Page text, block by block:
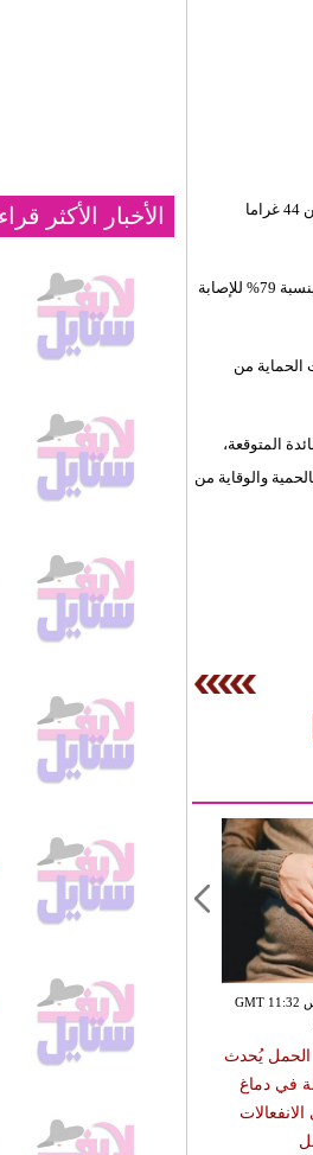
، ووجد العلماء أن تناول ما لا يقل عن 44 غراما
وتبيّن في دراسة شملت 1666 رجلا وامرأة، ممن يتناولون 74 غراما من البصل في اليوم (نصف بصلة متوسطة الحجم)، أنهم أقل عرضة بنسبة 79% للإصابة
الحماية من
المتوقعة،
والوقاية من
الأربعاء ,04 آذار/ مارس GMT 11:32
يُحدث
في دماغ
الأخبار الأكثر